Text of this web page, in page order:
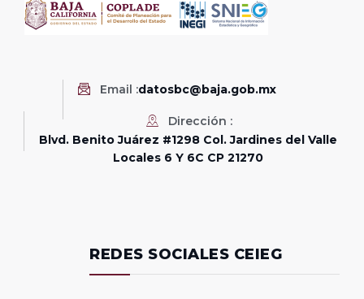
Email :datosbc@baja.gob.mx
Dirección :
Blvd. Benito Juárez #1298 Col. Jardines del Valle
Locales 6 Y 6C CP 21270
REDES SOCIALES CEIEG